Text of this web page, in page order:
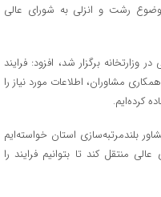
رشت و انزلی به شورای عالی
برگزار شد، افزود: فرایند
مشاوران، اطلاعات مورد نیاز را
بلندمرتبه‌سازی استان خواسته‌ایم
منتقل کند تا بتوانیم فرایند را